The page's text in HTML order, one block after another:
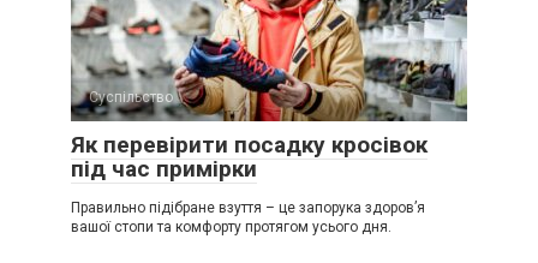
Суспільство
Як перевірити посадку кросівок
під час примірки
Правильно підібране взуття – це запорука здоров’я
вашої стопи та комфорту протягом усього дня.